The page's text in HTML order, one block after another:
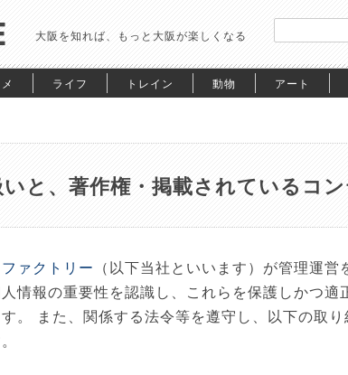
大阪を知れば、もっと大阪が楽しくなる
ライフ トレイン 動物 アート
と、著作権・掲載されているコ
ァクトリー （以下当社といいます）が管理運営
情報の重要性を認識し、これらを保護しかつ適
。 また、関係する法令等を遵守し、以下の取